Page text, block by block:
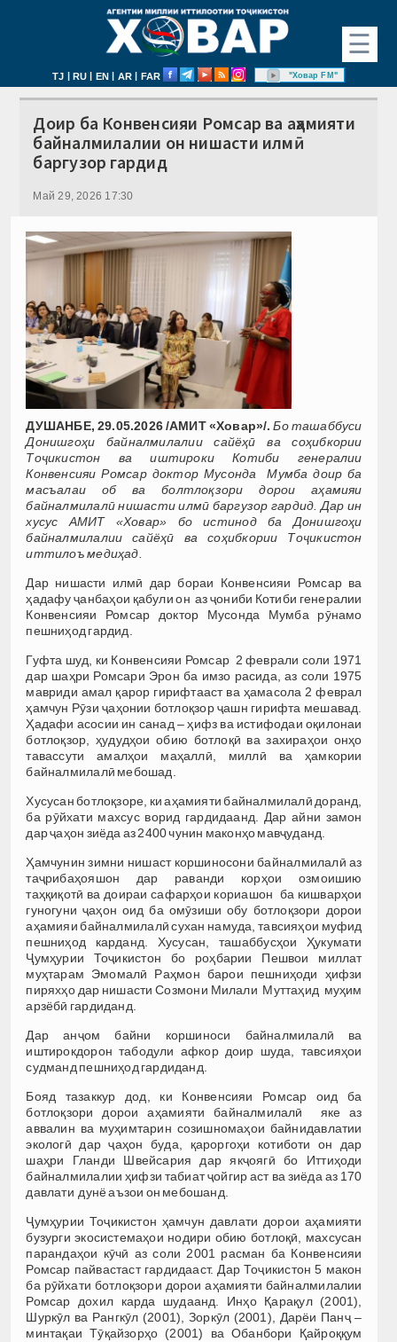
☰
TJ | RU | EN | AR | FAR "Ховар FM"
Доир ба Конвенсияи Ромсар ва аҳамияти
байналмилалии он нишасти илмӣ
баргузор гардид
Май 29, 2026 17:30
ДУШАНБЕ, 29.05.2026 /АМИТ «Ховар»/. Бо ташаббуси
Донишгоҳи байналмилалии сайёҳӣ ва соҳибкории
Тоҷикистон ва иштироки Котиби генералии
Конвенсияи Ромсар доктор Мусонда Мумба доир ба
масъалаи об ва болтлоқзори дорои аҳамияи
байналмилалӣ нишасти илмӣ баргузор гардид. Дар ин
хусус АМИТ «Ховар» бо истинод ба Донишгоҳи
байналмилалии сайёҳӣ ва соҳибкории Тоҷикистон
иттилоъ медиҳад.
Дар нишасти илмӣ дар бораи Конвенсияи Ромсар ва
ҳадафу ҷанбаҳои қабули он аз ҷониби Котиби генералии
Конвенсияи Ромсар доктор Мусонда Мумба рӯнамо
пешниҳод гардид.
Гуфта шуд, ки Конвенсияи Ромсар 2 феврали соли 1971
дар шаҳри Ромсари Эрон ба имзо расида, аз соли 1975
мавриди амал қарор гирифтааст ва ҳамасола 2 феврал
ҳамчун Рӯзи ҷаҳонии ботлоқзор ҷашн гирифта мешавад.
Ҳадафи асосии ин санад – ҳифз ва истифодаи оқилонаи
ботлоқзор, ҳудудҳои обию ботлоқӣ ва захираҳои онҳо
тавассути амалҳои маҳаллӣ, миллӣ ва ҳамкории
байналмилалӣ мебошад.
Хусусан ботлоқзоре, ки аҳамияти байналмилалӣ доранд,
ба рӯйхати махсус ворид гардидаанд. Дар айни замон
дар ҷаҳон зиёда аз 2400 чунин маконҳо мавҷуданд.
Ҳамчунин зимни нишаст коршиносони байналмилалӣ аз
таҷрибаҳояшон дар раванди корҳои озмоишию
таҳқиқотӣ ва доираи сафарҳои кориашон ба кишварҳои
гуногуни ҷаҳон оид ба омӯзиши обу ботлоқзори дорои
аҳамияи байналмилалӣ сухан намуда, тавсияҳои муфид
пешниҳод карданд. Хусусан, ташаббусҳои Ҳукумати
Ҷумҳурии Тоҷикистон бо роҳбарии Пешвои миллат
муҳтарам Эмомалӣ Раҳмон барои пешниҳоди ҳифзи
пиряхҳо дар нишасти Созмони Милали Муттаҳид муҳим
арзёбӣ гардиданд.
Дар анҷом байни коршиноси байналмилалӣ ва
иштирокдорон табодули афкор доир шуда, тавсияҳои
судманд пешниҳод гардиданд.
Бояд тазаккур дод, ки Конвенсияи Ромсар оид ба
ботлоқзори дорои аҳамияти байналмилалӣ яке аз
аввалин ва муҳимтарин созишномаҳои байнидавлатии
экологӣ дар ҷаҳон буда, қароргоҳи котиботи он дар
шаҳри Гланди Швейсария дар якҷоягӣ бо Иттиҳоди
байналмилалии ҳифзи табиат ҷойгир аст ва зиёда аз 170
давлати дунё аъзои он мебошанд.
Ҷумҳурии Тоҷикистон ҳамчун давлати дорои аҳамияти
бузурги экосистемаҳои нодири обию ботлоқӣ, махсусан
парандаҳои кӯчӣ аз соли 2001 расман ба Конвенсияи
Ромсар пайвастаст гардидааст. Дар Тоҷикистон 5 макон
ба рӯйхати ботлоқзори дорои аҳамияти байналмилалии
Ромсар дохил карда шудаанд. Инҳо Қарақул (2001),
Шуркӯл ва Рангкӯл (2001), Зоркӯл (2001), Дарёи Панҷ –
минтақаи Тӯқайзорҳо (2001) ва Обанбори Қайроққум